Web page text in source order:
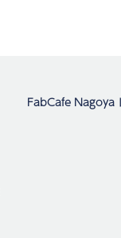
FabCafe Nagoya